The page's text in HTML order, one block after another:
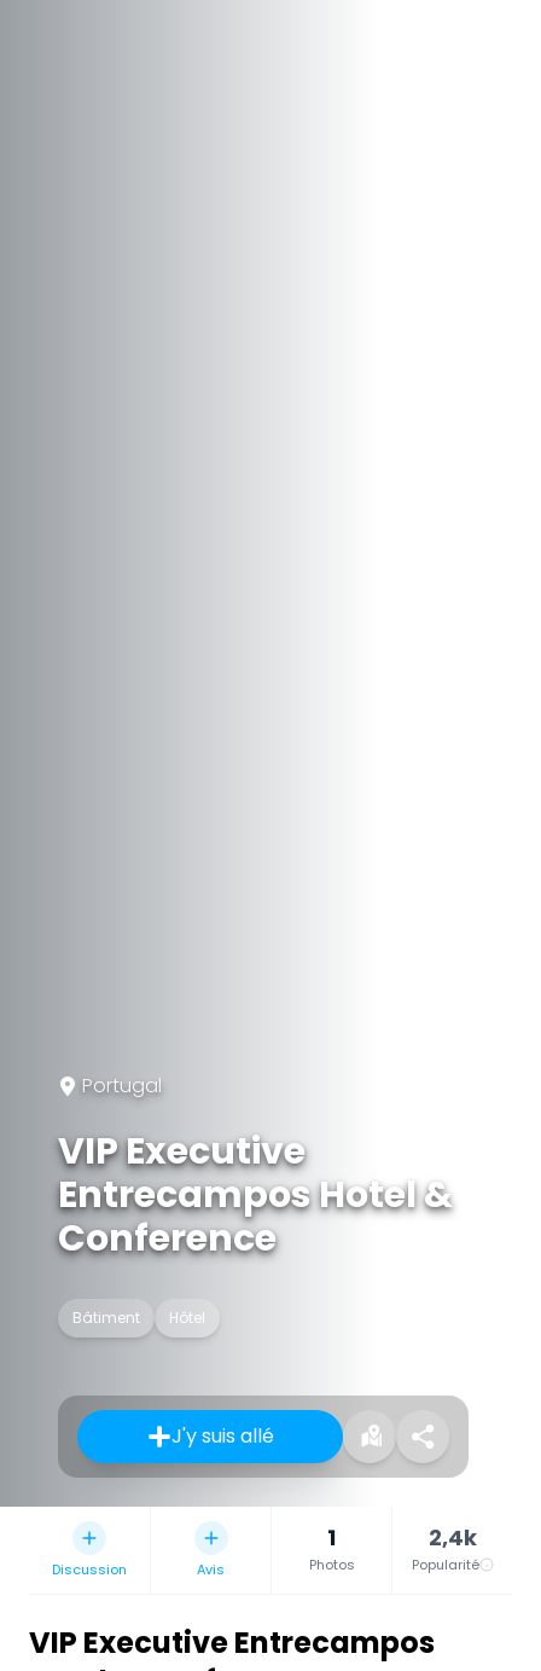
Portugal
VIP Executive
Entrecampos Hotel &
Conference
Bâtiment Hôtel
J'y suis allé
Discussion Avis
1
Photos
2,4k
Popularité
VIP Executive Entrecampos